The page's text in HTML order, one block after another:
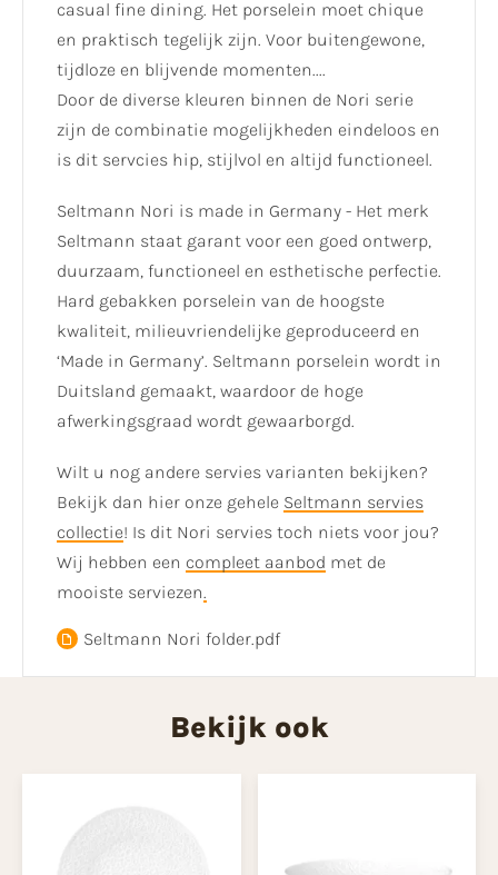
casual fine dining. Het porselein moet chique
en praktisch tegelijk zijn. Voor buitengewone,
tijdloze en blijvende momenten....
Door de diverse kleuren binnen de Nori serie
zijn de combinatie mogelijkheden eindeloos en
is dit servcies hip, stijlvol en altijd functioneel.
Seltmann Nori is made in Germany - Het merk
Seltmann staat garant voor een goed ontwerp,
duurzaam, functioneel en esthetische perfectie.
Hard gebakken porselein van de hoogste
kwaliteit, milieuvriendelijke geproduceerd en
‘Made in Germany’. Seltmann porselein wordt in
Duitsland gemaakt, waardoor de hoge
afwerkingsgraad wordt gewaarborgd.
Wilt u nog andere servies varianten bekijken?
Bekijk dan hier onze gehele Seltmann servies
collectie! Is dit Nori servies toch niets voor jou?
Wij hebben een compleet aanbod met de
mooiste serviezen.
Seltmann Nori folder.pdf
Bekijk ook